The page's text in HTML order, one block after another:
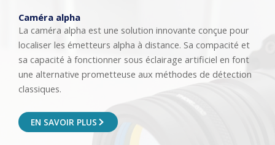
Caméra alpha
La caméra alpha est une solution innovante conçue pour
localiser les émetteurs alpha à distance. Sa compacité et
sa capacité à fonctionner sous éclairage artificiel en font
une alternative prometteuse aux méthodes de détection
classiques.
EN SAVOIR PLUS